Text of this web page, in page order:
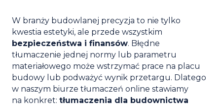
W branży budowlanej precyzja to nie tylko
kwestia estetyki, ale przede wszystkim
bezpieczeństwa i finansów. Błędne
tłumaczenie jednej normy lub parametru
materiałowego może wstrzymać prace na placu
budowy lub podważyć wynik przetargu. Dlatego
w naszym biurze tłumaczeń online stawiamy
na konkret: tłumaczenia dla budownictwa